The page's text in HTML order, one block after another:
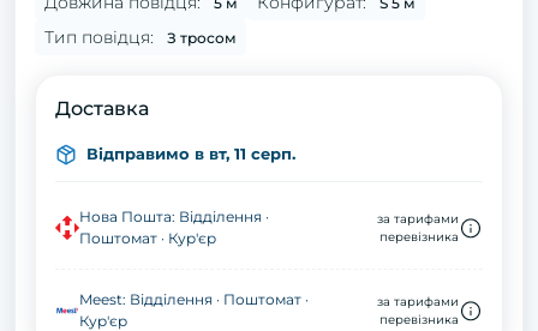
Тип повідця: З тросом
Доставка
Відправимо в вт, 11 серп.
Нова Пошта: Відділення ·
Поштомат · Кур'єр
за тарифами
перевізника
Meest: Відділення · Поштомат ·
Кур'єр
за тарифами
перевізника